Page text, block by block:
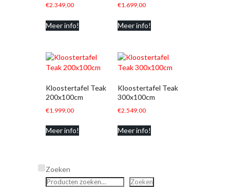
€2.349,00
Meer info!
€1.699,00
Meer info!
Kloostertafel Teak
200x100cm
€1.999,00
Meer info!
Kloostertafel Teak
300x100cm
€2.549,00
Meer info!
Zoeken
Zoeken